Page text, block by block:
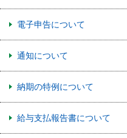
電子申告について
通知について
納期の特例について
給与支払報告書について